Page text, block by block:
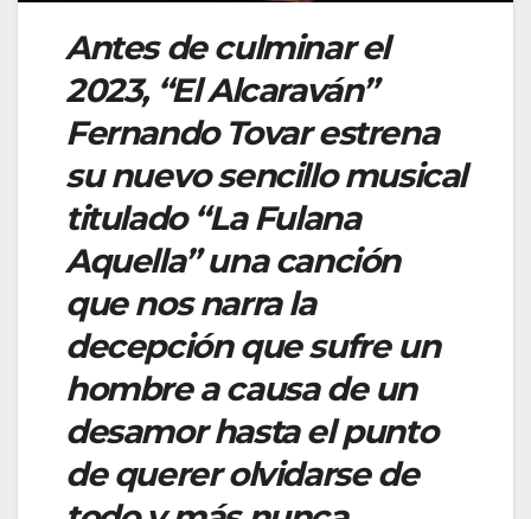
Antes de culminar el
2023, “El Alcaraván”
Fernando Tovar estrena
su nuevo sencillo musical
titulado “La Fulana
Aquella” una canción
que nos narra la
decepción que sufre un
hombre a causa de un
desamor hasta el punto
de querer olvidarse de